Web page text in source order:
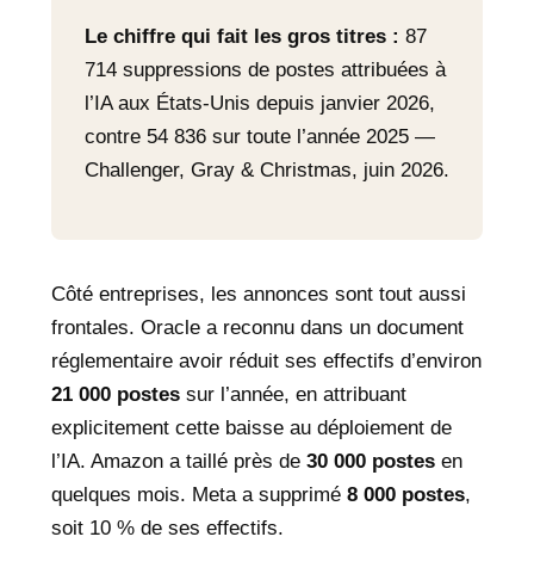
Le chiffre qui fait les gros titres : 87
714 suppressions de postes attribuées à
l’IA aux États-Unis depuis janvier 2026,
contre 54 836 sur toute l’année 2025 —
Challenger, Gray & Christmas, juin 2026.
Côté entreprises, les annonces sont tout aussi
frontales. Oracle a reconnu dans un document
réglementaire avoir réduit ses effectifs d’environ
21 000 postessur l’année, en attribuant
explicitement cette baisse au déploiement de
l’IA. Amazon a taillé près de 30 000 postesen
quelques mois. Meta a supprimé 8 000 postes,
soit 10 % de ses effectifs.